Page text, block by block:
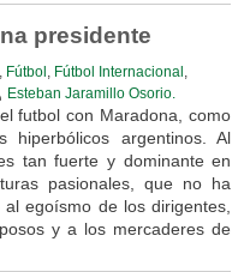
presidente
Fútbol Fútbol Internacional
Esteban Jaramillo Osorio.
futbol con Maradona, como
hiperbólicos argentinos. Al
tan fuerte y dominante en
pasionales, que no ha
al egoísmo de los dirigentes,
y a los mercaderes de